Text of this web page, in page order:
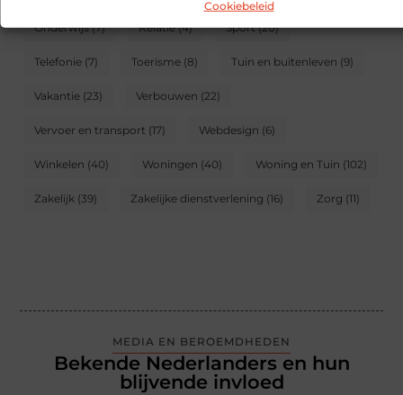
Cookiebeleid
Onderwijs(7) Relatie(4) Sport(20)
Telefonie (7) Toerisme (8) Tuin en buitenleven (9)
Vakantie (23) Verbouwen (22)
Vervoer en transport (17) Webdesign (6)
Winkelen (40) Woningen (40) Woning en Tuin (102)
Zakelijk (39) Zakelijke dienstverlening (16) Zorg (11)
MEDIA EN BEROEMDHEDEN
Bekende Nederlanders en hun
blijvende invloed